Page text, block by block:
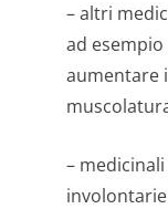
– altri
ad
aumentare
–